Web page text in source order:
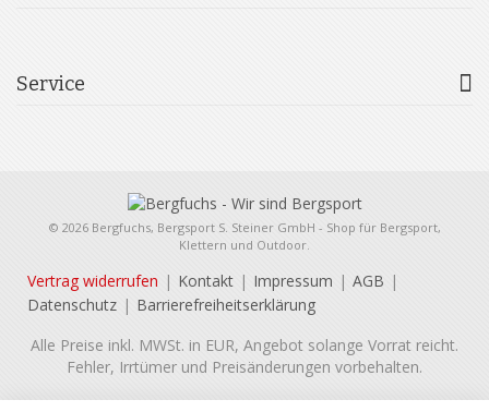
Service
© 2026 Bergfuchs, Bergsport S. Steiner GmbH - Shop für Bergsport,
Klettern und Outdoor.
Vertrag widerrufen Kontakt Impressum
AGB
Datenschutz
Barrierefreiheitserklärung
Alle Preise inkl. MWSt. in EUR, Angebot solange Vorrat reicht.
Fehler, Irrtümer und Preisänderungen vorbehalten.